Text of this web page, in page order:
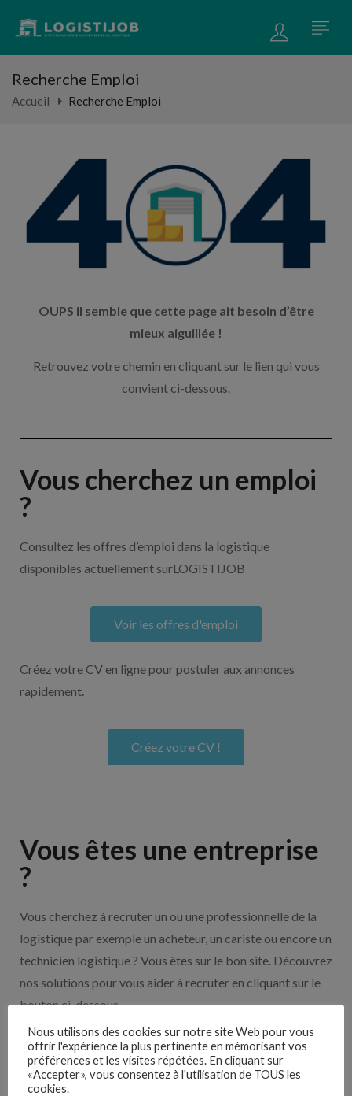
Recherche Emploi
Accueil Recherche Emploi
OUPS il semble que cette page ait besoin d’être
mieux aiguillée !
Retrouvez votre chemin en cliquant sur le lien qui vous
convient ci-dessous.
Vous cherchez un emploi
?
Consultez les offres d’emploi dans la logistique
disponibles actuellement surLOGISTIJOB
Voir les offres d'emploi
Créez votre CV en ligne pour postuler aux annonces
rapidement.
Créez votre CV !
Vous êtes une entreprise
?
Vous cherchez à recruter un ou une professionnelle de la
logistique par exemple un acheteur, un cariste ou encore un
technicien logistique ? Vous êtes sur le bon site. Découvrez
nos solutions pour vous aider à recruter en cliquant sur le
bouton ci-dessous.
Nos solutions entreprises
Nous utilisons des cookies sur notre site Web pour vous
offrir l'expérience la plus pertinente en mémorisant vos
préférences et les visites répétées. En cliquant sur
«Accepter», vous consentez à l'utilisation de TOUS les
cookies.